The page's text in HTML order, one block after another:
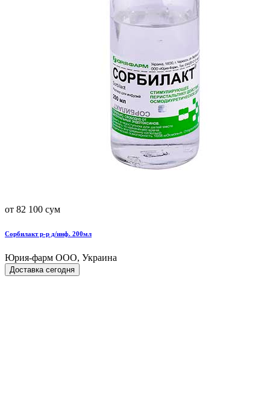
от 82 100 сум
Сорбилакт р-р д/инф. 200мл
Юрия-фарм ООО, Украина
Доставка сегодня